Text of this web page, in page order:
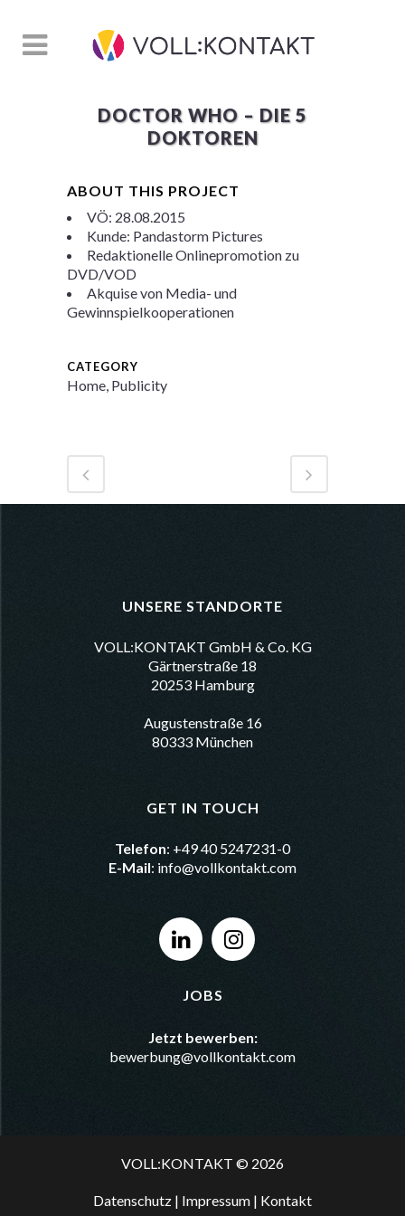
DOCTOR WHO – DIE 5
DOKTOREN
ABOUT THIS PROJECT
VÖ: 28.08.2015
Kunde: Pandastorm Pictures
Redaktionelle Onlinepromotion zu
DVD/VOD
Akquise von Media- und
Gewinnspielkooperationen
CATEGORY
Home, Publicity
UNSERE STANDORTE
VOLL:KONTAKT GmbH & Co. KG
Gärtnerstraße 18
20253 Hamburg
Augustenstraße 16
80333 München
GET IN TOUCH
Telefon: +49 40 5247231-0
E-Mail: info@vollkontakt.com
JOBS
Jetzt bewerben:
bewerbung@vollkontakt.com
VOLL:KONTAKT © 2026
Datenschutz | Impressum | Kontakt